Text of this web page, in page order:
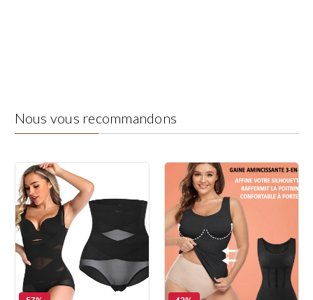
Nous vous recommandons